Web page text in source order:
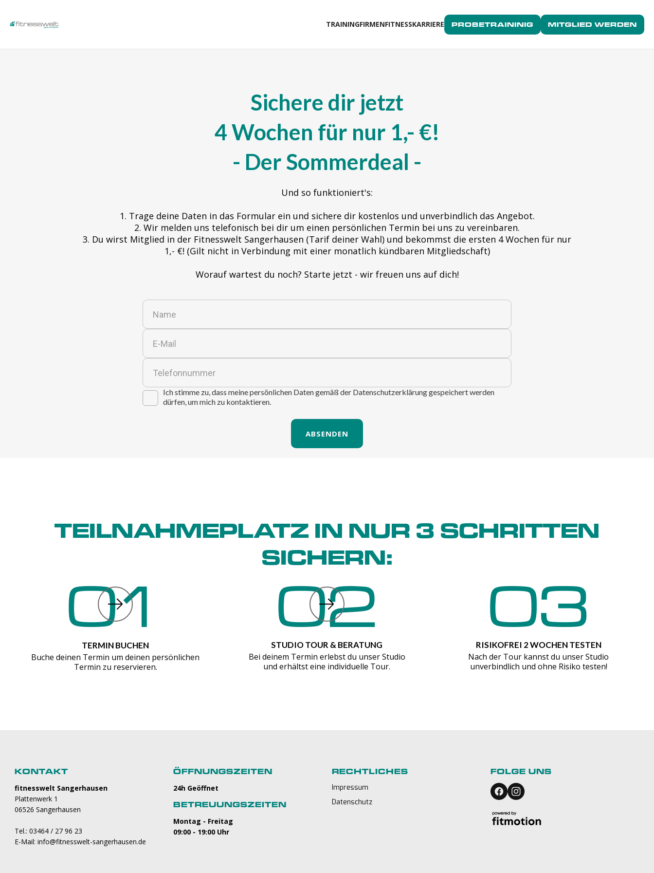
TRAININGFIRMENFITNESSKARRIERE PROBETRAININIG MITGLIED WERDEN
Sichere dir jetzt
4 Wochen für nur 1,- €!
- Der Sommerdeal -
Und so funktioniert's:
1. Trage deine Daten in das Formular ein und sichere dir kostenlos und unverbindlich das Angebot.
2. Wir melden uns telefonisch bei dir um einen persönlichen Termin bei uns zu vereinbaren.
3. Du wirst Mitglied in der Fitnesswelt Sangerhausen (Tarif deiner Wahl) und bekommst die ersten 4 Wochen für nur
1,- €! (Gilt nicht in Verbindung mit einer monatlich kündbaren Mitgliedschaft)
Worauf wartest du noch? Starte jetzt - wir freuen uns auf dich!
Ich stimme zu, dass meine persönlichen Daten gemäß der Datenschutzerklärung gespeichert werden
dürfen, um mich zu kontaktieren.
TEILNAHMEPLATZ IN NUR 3 SCHRITTEN
SICHERN:
01
TERMIN BUCHEN
Buche deinen Termin um deinen persönlichen
Termin zu reservieren.
02
STUDIO TOUR & BERATUNG
Bei deinem Termin erlebst du unser Studio
und erhältst eine individuelle Tour.
03
RISIKOFREI 2 WOCHEN TESTEN
Nach der Tour kannst du unser Studio
unverbindlich und ohne Risiko testen!
KONTAKT
fitnesswelt Sangerhausen
Plattenwerk 1
06526 Sangerhausen
Tel.: 03464 / 27 96 23
E-Mail: info@fitnesswelt-sangerhausen.de
ÖFFNUNGSZEITEN
24h Geöffnet
BETREUUNGSZEITEN
Montag - Freitag
09:00 - 19:00 Uhr
RECHTLICHES
Impressum
Datenschutz
FOLGE UNS